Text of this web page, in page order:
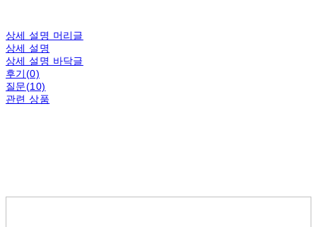
상세 설명 머리글
상세 설명
상세 설명 바닥글
후기(0)
질문(10)
관련 상품